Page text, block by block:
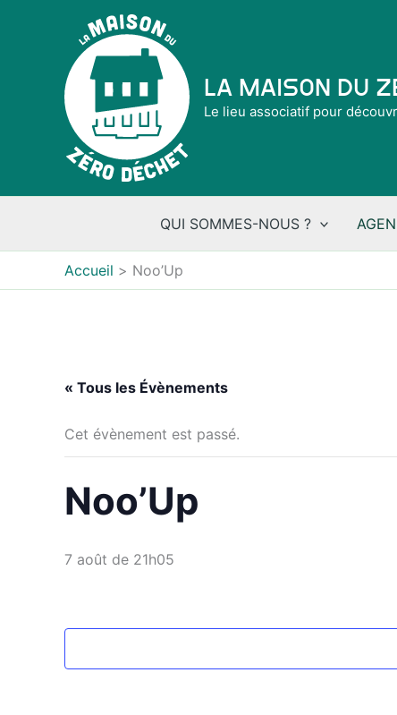
La Maison du
Le lieu associatif pour
QUI SOMMES-NOUS ?
Accueil Noo’Up
« Tous les Évènements
Cet évènement est passé.
Noo’Up
7 août de 21h05